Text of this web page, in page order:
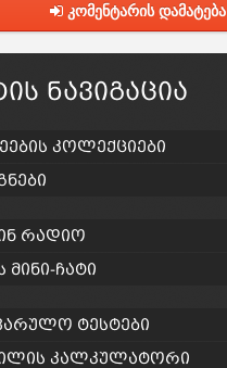
კომენტარის დამატება
ნავიგაცია
კოლექციები
რადიო
მინი-ჩატი
ტესტები
კალკულატორი